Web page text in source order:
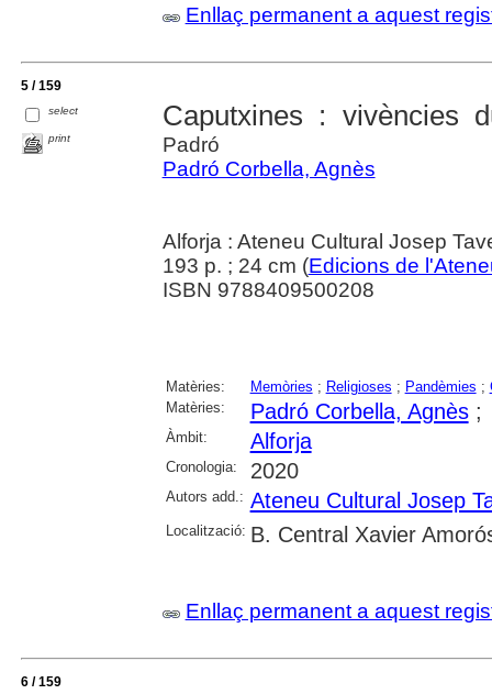
Enllaç permanent a aquest
5 / 159
select
print
Caputxines : vivències
Padró
Padró Corbella, Agnès
Alforja : Ateneu Cultural Josep
193 p. ; 24 cm (Edicions de
ISBN 9788409500208
Matèries: Memòries ; Religioses ; Pandèmies ;
Matèries:
Padró Corbella, Agnès;
Àmbit: Alforja
Cronologia: 2020
Autors add.: Ateneu Cultural Josep
Localització: B. Central Xavier
Enllaç permanent a aquest
6 / 159